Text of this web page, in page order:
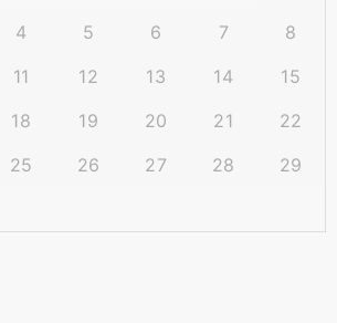
4 5 6 7
8
11 12 13 14
15
18 19 20 21
22
25 26 27 28
29